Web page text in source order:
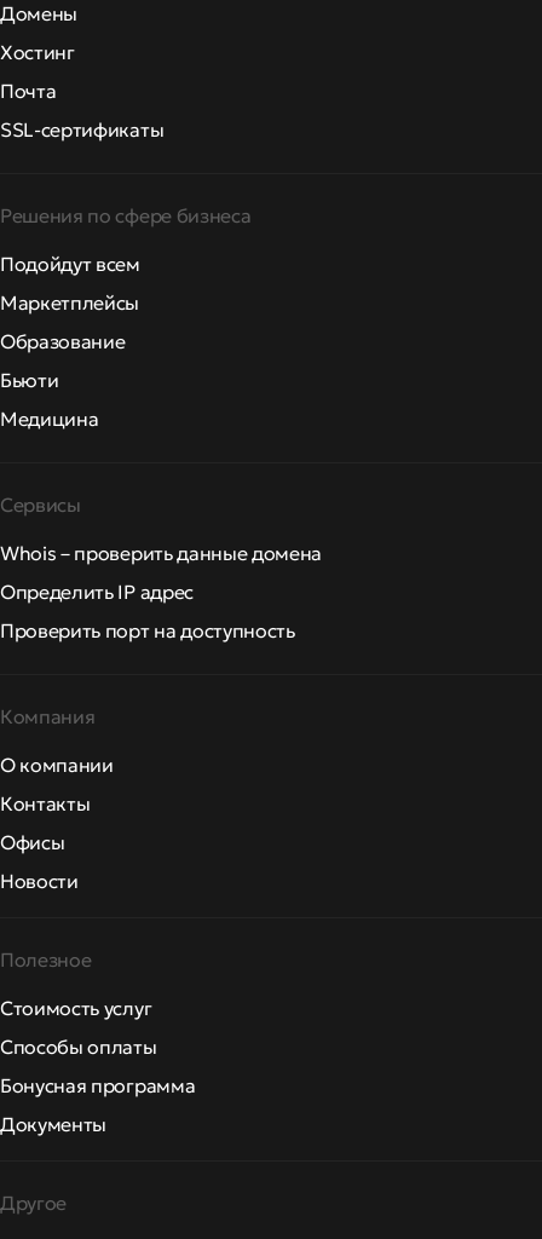
Домены
Хостинг
Почта
SSL-сертификаты
Решения по сфере бизнеса
Подойдут всем
Маркетплейсы
Образование
Бьюти
Медицина
Сервисы
Whois – проверить данные домена
Определить IP адрес
Проверить порт на доступность
Компания
О компании
Контакты
Офисы
Новости
Полезное
Стоимость услуг
Способы оплаты
Бонусная программа
Документы
Другое